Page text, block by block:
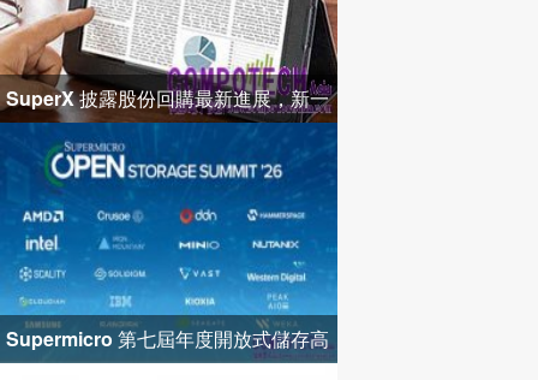
SuperX 披露股份回購最新進展，新一
輪迴購落地堅定長期價值成長
Supermicro 第七屆年度開放式儲存高